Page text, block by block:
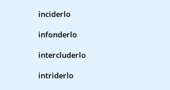
inciderlo
infonderlo
intercluderlo
intriderlo